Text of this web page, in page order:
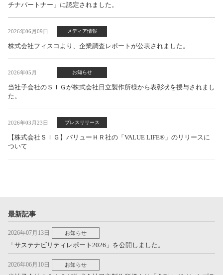
チナパートナー」に認定されました。
2026年06月09日 メディア情報
株式会社フィスコより、企業調査レポートが公表されました。
2026年05月 お知らせ
当社子会社のＳＩＧが株式会社日立製作所様から表彰状を授与されまし
た。
2026年03月23日 プレスリリース
【株式会社ＳＩＧ】バリューＨＲ社の「VALUE LIFE®」のリリースに
ついて
最新記事
2026年07月13日 お知らせ
「サステナビリティレポート2026」を公開しました。
2026年06月10日 お知らせ